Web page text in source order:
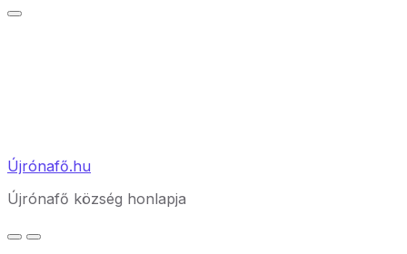
Újrónafő.hu
Újrónafő község honlapja